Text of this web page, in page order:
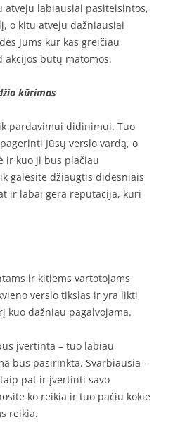
atveju labiausiai pasiteisintos,
o kitu atveju dažniausiai
Jums kur kas greičiau
būtų matomos.
kūrimas
pardavimui didinimui. Tuo
Jūsų verslo vardą, o
ir kuo ji bus plačiau
galėsite džiaugtis didesniais
ir labai gera reputacija, kuri
ir kitiems vartotojams
verslo tikslas ir yra likti
kuo dažniau pagalvojama.
įvertinta – tuo labiau
bus pasirinkta. Svarbiausia –
pat ir įvertinti savo
ko reikia ir tuo pačiu kokie
reikia.